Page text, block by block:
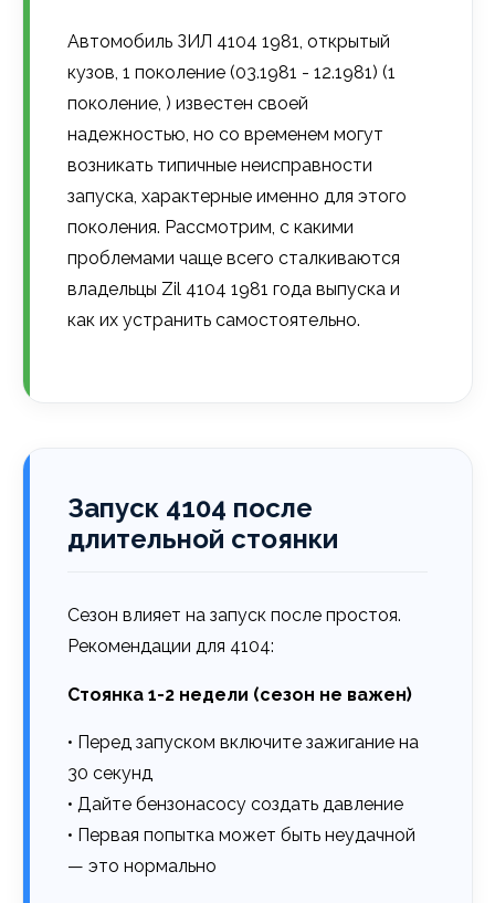
Автомобиль ЗИЛ 4104 1981, открытый
кузов, 1 поколение (03.1981 - 12.1981) (1
поколение, ) известен своей
надежностью, но со временем могут
возникать типичные неисправности
запуска, характерные именно для этого
поколения. Рассмотрим, с какими
проблемами чаще всего сталкиваются
владельцы Zil 4104 1981 года выпуска и
как их устранить самостоятельно.
Запуск 4104 после
длительной стоянки
Сезон влияет на запуск после простоя.
Рекомендации для 4104:
Стоянка 1-2 недели (сезон не важен)
• Перед запуском включите зажигание на
30 секунд
• Дайте бензонасосу создать давление
• Первая попытка может быть неудачной
— это нормально